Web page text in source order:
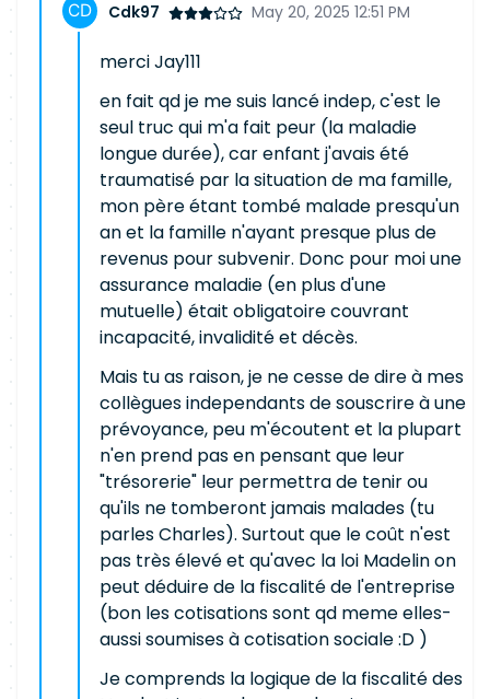
Cdk97 May 20, 2025 12:51 PM
merci Jay111
en fait qd je me suis lancé indep, c'est le
seul truc qui m'a fait peur (la maladie
longue durée), car enfant j'avais été
traumatisé par la situation de ma famille,
mon père étant tombé malade presqu'un
an et la famille n'ayant presque plus de
revenus pour subvenir. Donc pour moi une
assurance maladie (en plus d'une
mutuelle) était obligatoire couvrant
incapacité, invalidité et décès.
Mais tu as raison, je ne cesse de dire à mes
collègues independants de souscrire à une
prévoyance, peu m'écoutent et la plupart
n'en prend pas en pensant que leur
"trésorerie" leur permettra de tenir ou
qu'ils ne tomberont jamais malades (tu
parles Charles). Surtout que le coût n'est
pas très élevé et qu'avec la loi Madelin on
peut déduire de la fiscalité de l'entreprise
(bon les cotisations sont qd meme elles-
aussi soumises à cotisation sociale :D )
Je comprends la logique de la fiscalité des